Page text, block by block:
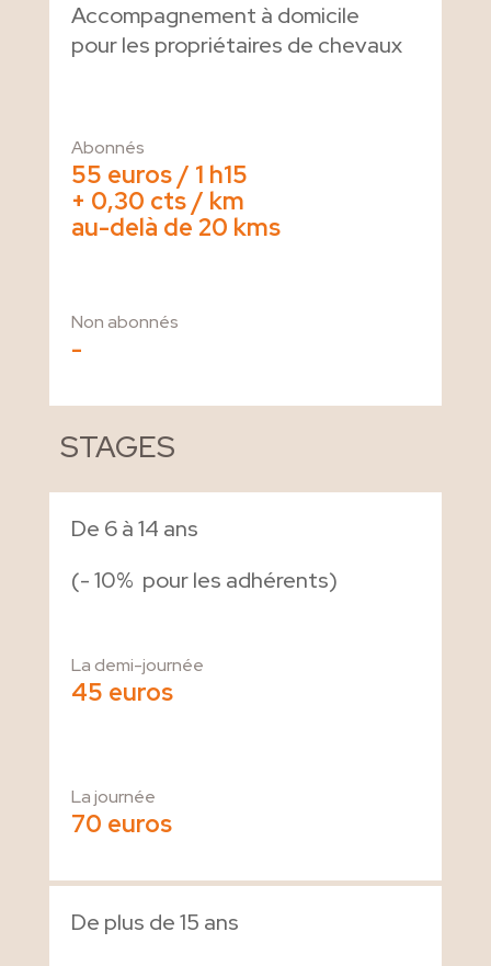
Accompagnement à domicile
pour les propriétaires de chevaux
Abonnés
55 euros / 1 h15
+ 0,30 cts / km
au-delà de 20 kms
Non abonnés
-
STAGES
De 6 à 14 ans
(- 10% pour les adhérents)
La demi-journée
45 euros
La journée
70 euros
De plus de 15 ans